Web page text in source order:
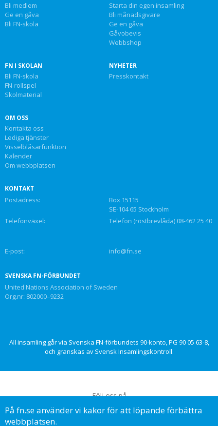
Bli medlem
Ge en gåva
Bli FN-skola
Starta din egen insamling
Bli månadsgivare
Ge en gåva
Gåvobevis
Webbshop
FN I SKOLAN
Bli FN-skola
FN-rollspel
Skolmaterial
NYHETER
Presskontakt
OM OSS
Kontakta oss
Lediga tjänster
Visselblåsarfunktion
Kalender
Om webbplatsen
KONTAKT
Postadress:
Box 15115
SE-104 65 Stockholm
Telefonväxel:
Telefon (röstbrevlåda) 08-462 25 40
E-post: info@fn.se
SVENSKA FN-FÖRBUNDET
United Nations Association of Sweden
Org.nr: 802000–9232
All insamling går via Svenska FN-förbundets 90-konto, PG 90 05 63-8,
och granskas av Svensk Insamlingskontroll.
Följ oss på
På fn.se använder vi kakor för att löpande förbättra
webbplatsen.